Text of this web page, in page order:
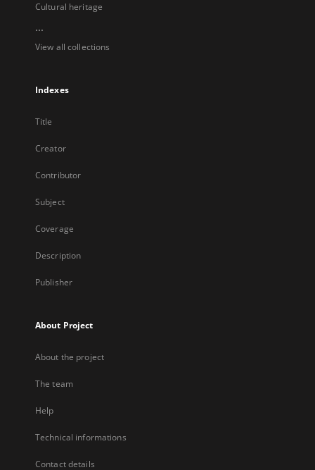
Cultural heritage
...
View all collections
Indexes
Title
Creator
Contributor
Subject
Coverage
Description
Publisher
About Project
About the project
The team
Help
Technical informations
Contact details